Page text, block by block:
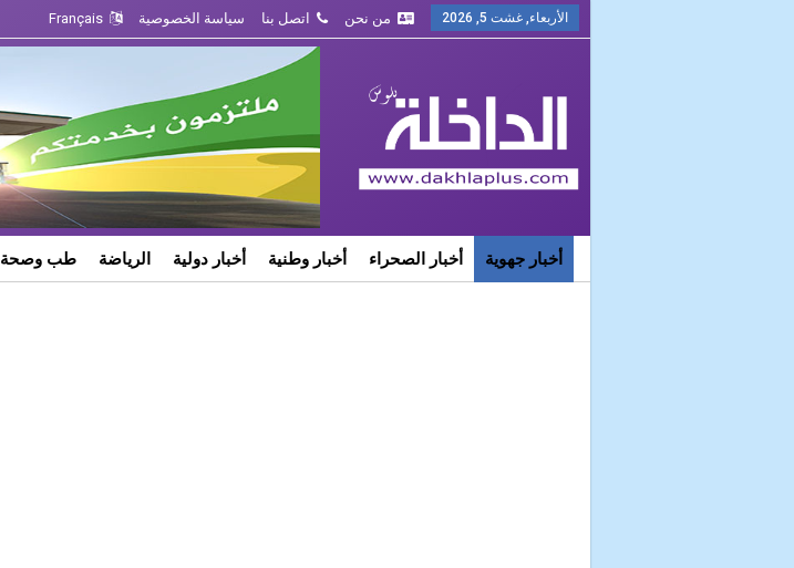
الأربعاء, غشت 5, 2026 من نحن اتصل بنا سياسة الخصوصية Français
أخبار جهوية أخبار الصحراء أخبار وطنية أخبار دولية الرياضة طب وصحة